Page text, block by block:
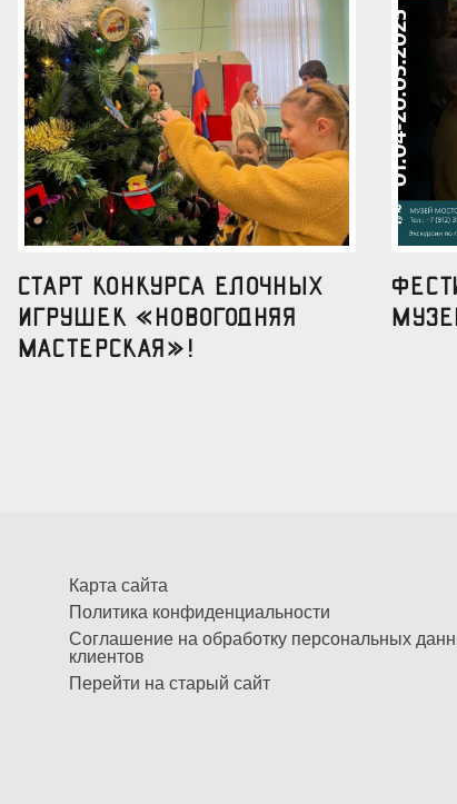
Старт конкурса елочных
игрушек «Новогодняя
мастерская»!
Карта сайта
Политика конфиденциальности
Соглашение на обработку персональных
клиентов
Перейти на старый сайт